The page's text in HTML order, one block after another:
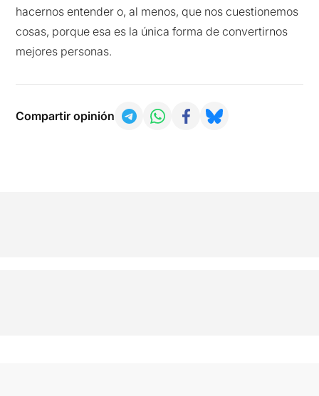
hacernos entender o, al menos, que nos cuestionemos
cosas, porque esa es la única forma de convertirnos
mejores personas.
Compartir opinión